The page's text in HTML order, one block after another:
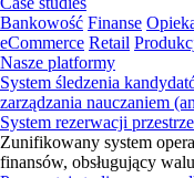
Bankowość Finanse
eCommerce Retail
Nasze platformy
System śledzenia
zarządzania nauczaniem
System rezerwacji
Zunifikowany system
finansów, obsługujący